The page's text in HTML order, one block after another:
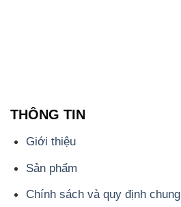
THÔNG TIN
Giới thiệu
Sản phẩm
Chính sách và quy định chung